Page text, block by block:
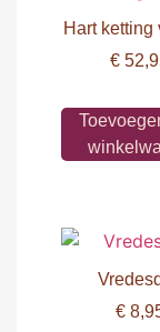
Hart ketting
€
€